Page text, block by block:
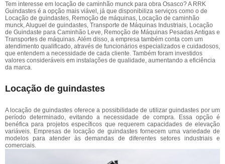
Tem interesse em locação de caminhão munck para obra Osasco? A RRK
Guindastes é a opção mais viável, já que disponibiliza serviços como o de
Locação de guindastes, Remoção de máquinas, Locação de caminhão
munck, Aluguel de guindastes, Transporte de Máquinas Industriais, Locação
de Guindaste para Caminhão Leve, Remoção de Máquinas Pesadas Antigas e
Transportes de máquinas. Além disso, a empresa também conta com um
atendimento qualificado, através de funcionários especializados e cuidadosos,
que entendem a necessidade de cada cliente. Também foram investidos
valores consideráveis em instalações de qualidade, aumentando a eficiência
da marca.
Locação de guindastes
A locação de guindastes oferece a possibilidade de utilizar guindastes por um
período determinado, evitando a necessidade de compra. Essa opção é
benéfica para projetos específicos que requerem capacidades de elevação
variáveis. Empresas de locação de guindastes fornecem uma variedade de
modelos para atender às demandas de diferentes setores industriais e
comerciais.